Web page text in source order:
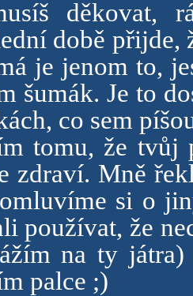
děkovat,
době přijde,
je jenom to,
šumák. Je to
co sem
tomu, že tvůj
zdraví. Mně
si o
používat, že
na ty
palce ;)